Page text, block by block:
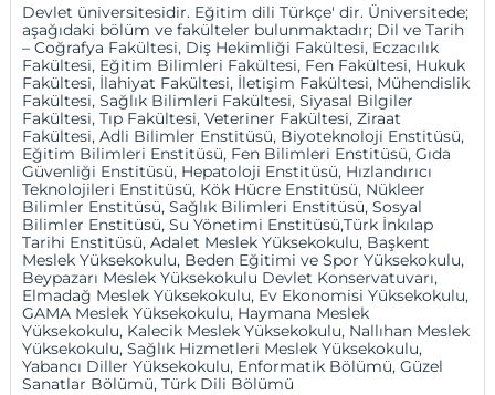
Devlet üniversitesidir. Eğitim dili Türkçe' dir. Üniversitede;
aşağıdaki bölüm ve fakülteler bulunmaktadır; Dil ve Tarih
– Coğrafya Fakültesi, Diş Hekimliği Fakültesi, Eczacılık
Fakültesi, Eğitim Bilimleri Fakültesi, Fen Fakültesi, Hukuk
Fakültesi, İlahiyat Fakültesi, İletişim Fakültesi, Mühendislik
Fakültesi, Sağlık Bilimleri Fakültesi, Siyasal Bilgiler
Fakültesi, Tıp Fakültesi, Veteriner Fakültesi, Ziraat
Fakültesi, Adli Bilimler Enstitüsü, Biyoteknoloji Enstitüsü,
Eğitim Bilimleri Enstitüsü, Fen Bilimleri Enstitüsü, Gıda
Güvenliği Enstitüsü, Hepatoloji Enstitüsü, Hızlandırıcı
Teknolojileri Enstitüsü, Kök Hücre Enstitüsü, Nükleer
Bilimler Enstitüsü, Sağlık Bilimleri Enstitüsü, Sosyal
Bilimler Enstitüsü, Su Yönetimi Enstitüsü,Türk İnkılap
Tarihi Enstitüsü, Adalet Meslek Yüksekokulu, Başkent
Meslek Yüksekokulu, Beden Eğitimi ve Spor Yüksekokulu,
Beypazarı Meslek Yüksekokulu Devlet Konservatuvarı,
Elmadağ Meslek Yüksekokulu, Ev Ekonomisi Yüksekokulu,
GAMA Meslek Yüksekokulu, Haymana Meslek
Yüksekokulu, Kalecik Meslek Yüksekokulu, Nallıhan Meslek
Yüksekokulu, Sağlık Hizmetleri Meslek Yüksekokulu,
Yabancı Diller Yüksekokulu, Enformatik Bölümü, Güzel
Sanatlar Bölümü, Türk Dili Bölümü